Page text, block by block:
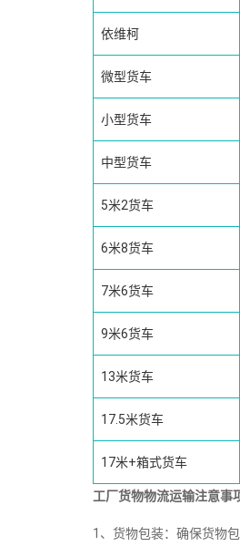
依维柯
微型货车
小型货车
中型货车
5米2货车
6米8货车
7米6货车
9米6货车
13米货车
17.5米货车
17米+箱式货车
工厂货物物流运输注意事
1、货物包装：确保货物